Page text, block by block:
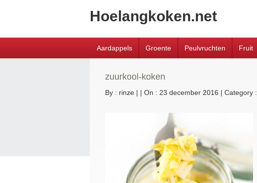
Hoelangkoken.net
Aardappels Groente Peulvruchten Fruit
zuurkool-koken
By : rinze | | On : 23 december 2016 | Category :